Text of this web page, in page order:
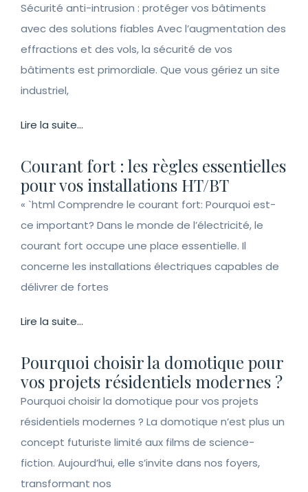
Sécurité anti-intrusion : protéger vos bâtiments
avec des solutions fiables Avec l’augmentation des
effractions et des vols, la sécurité de vos
bâtiments est primordiale. Que vous gériez un site
industriel,
Lire la suite...
Courant fort : les règles essentielles
pour vos installations HT/BT
« `html Comprendre le courant fort: Pourquoi est-
ce important? Dans le monde de l’électricité, le
courant fort occupe une place essentielle. Il
concerne les installations électriques capables de
délivrer de fortes
Lire la suite...
Pourquoi choisir la domotique pour
vos projets résidentiels modernes ?
Pourquoi choisir la domotique pour vos projets
résidentiels modernes ? La domotique n’est plus un
concept futuriste limité aux films de science-
fiction. Aujourd’hui, elle s’invite dans nos foyers,
transformant nos